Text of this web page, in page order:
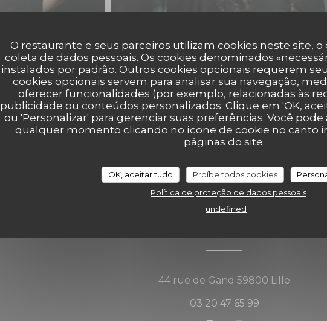
O restaurante e seus parceiros utilizam cookies neste site,
coleta de dados pessoais. Os cookies denominados
instalados por padrão. Outros cookies opcionais requerem
cookies opcionais servem para analisar sua navegação,
oferecer funcionalidades (por exemplo, relacionadas às
publicidade ou conteúdos personalizados. Clique em 'OK,
ou 'Personalizar' para gerenciar suas preferências. Você pode
qualquer momento clicando no ícone de cookie no canto
páginas do site.
OK, aceitar tudo Proíbe todos cookies
Política de proteção de dados pessoais
undefined
44 rue de Gand 59800 Lille
03 20 47 65 99